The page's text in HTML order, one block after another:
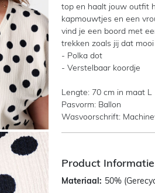
top en haalt jouw outfit
kapmouwtjes en een
vind je een boord met
trekken zoals jij dat
- Polka dot
- Verstelbaar koordje
Lengte: 70 cm in maat L
Pasvorm: Ballon
Wasvoorschrift:
Product Informatie
Materiaal: 50%